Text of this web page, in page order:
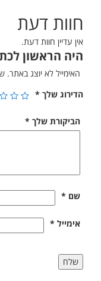
חוות דעת
אין עדיין חוות דעת.
היה הראשון
האימייל לא יוצג באתר.
הדירוג שלך *
הביקורת שלך *
שם *
אימייל *